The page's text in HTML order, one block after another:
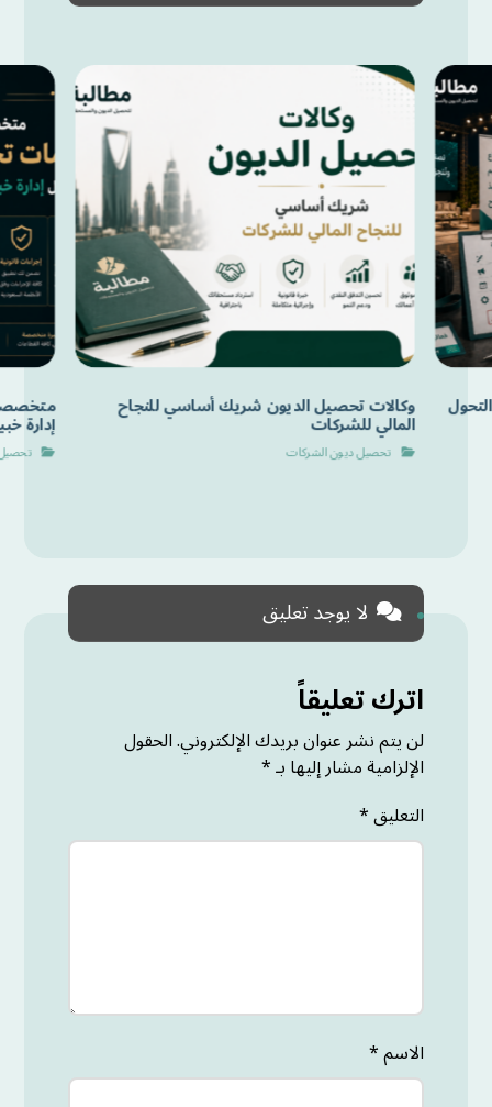
وكالات تحصيل الديون شريك أساسي للنجاح
المالي للشركات
تحصيل ديون الشركات
إدارة
لا يوجد تعليق
اترك تعليقاً
لن يتم نشر عنوان بريدك الإلكتروني.الحقول
الإلزامية مشار إليها بـ*
التعليق*
الاسم*